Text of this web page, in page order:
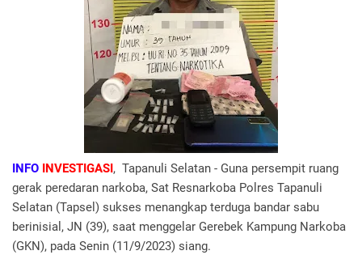
INFO INVESTIGASI , Tapanuli Selatan - Guna persempit ruang
gerak peredaran narkoba, Sat Resnarkoba Polres Tapanuli
Selatan (Tapsel) sukses menangkap terduga bandar sabu
berinisial, JN (39), saat menggelar Gerebek Kampung Narkoba
(GKN), pada Senin (11/9/2023) siang.